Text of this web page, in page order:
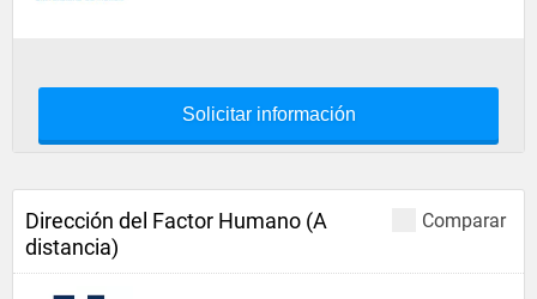
Solicitar información
Comparar
Dirección del Factor Humano (A
distancia)